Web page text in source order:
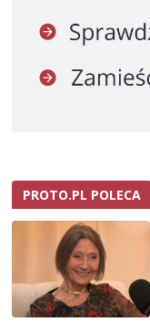
PROTO.PL POLECA